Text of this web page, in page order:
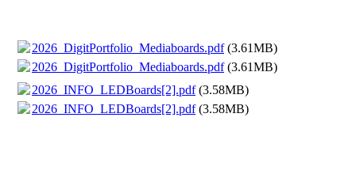
2026_DigitPortfolio_Mediaboards.pdf(3.61MB)
2026_DigitPortfolio_Mediaboards.pdf(3.61MB)
2026_INFO_LEDBoards[2].pdf(3.58MB)
2026_INFO_LEDBoards[2].pdf(3.58MB)